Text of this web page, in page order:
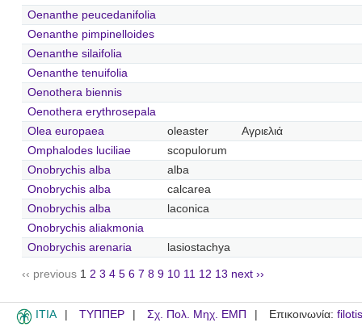
Oenanthe peucedanifolia
Oenanthe pimpinelloides
Oenanthe silaifolia
Oenanthe tenuifolia
Oenothera biennis
Oenothera erythrosepala
Olea europaea
oleaster
Αγριελιά
Omphalodes luciliae
scopulorum
Onobrychis alba
alba
Onobrychis alba
calcarea
Onobrychis alba
laconica
Onobrychis aliakmonia
Onobrychis arenaria
lasiostachya
‹‹ previous 1 2 3 4 5 6 7 8 9 10 11 12 13 next ››
ITIA ΤΥΠΠΕΡ Σχ. Πολ. Μηχ. ΕΜΠ Επικοινωνία: